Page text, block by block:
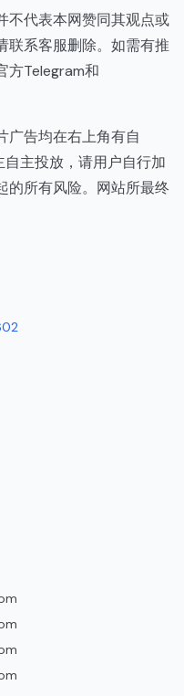
不代表本网赞同其观点或
联系客服删除。如需有推
方Telegram和
广告均在右上角有自
自主投放，请用户自行加
的所有风险。网站所最终